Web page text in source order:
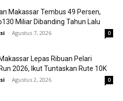
Makassar Tembus 49 Persen,
Miliar Dibanding Tahun Lalu
- Agustus 7, 2026 0
Lepas Ribuan Pelari
2026, Ikut Tuntaskan Rute 10K
- Agustus 2, 2026 0